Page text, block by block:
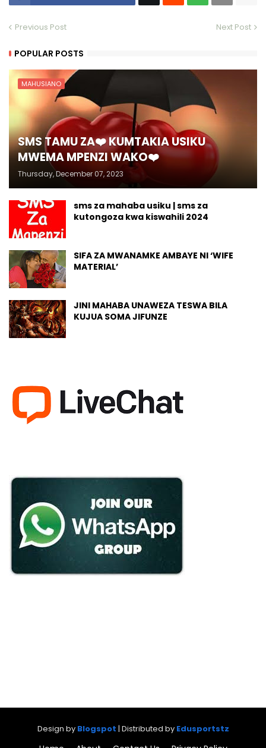
Previous Post Next Post
POPULAR POSTS
MAHUSIANO
SMS TAMU ZA❤️ KUMTAKIA USIKU
MWEMA MPENZI WAKO❤️
Thursday, December 07, 2023
sms za mahaba usiku | sms za
kutongoza kwa kiswahili 2024
SIFA ZA MWANAMKE AMBAYE NI ‘WIFE
MATERIAL’
JINI MAHABA UNAWEZA TESWA BILA
KUJUA SOMA JIFUNZE
Design by Blogspot | Distributed by Edusportstz